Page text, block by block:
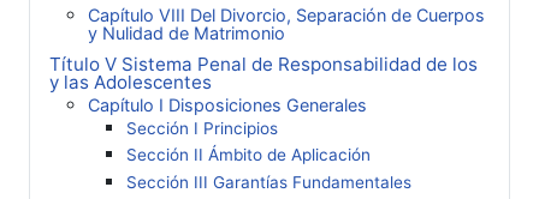
Capítulo VIII Del Divorcio, Separación de Cuerpos
y Nulidad de Matrimonio
Título V Sistema Penal de Responsabilidad de los
y las Adolescentes
Capítulo I Disposiciones Generales
Sección I Principios
Sección II Ámbito de Aplicación
Sección III Garantías Fundamentales